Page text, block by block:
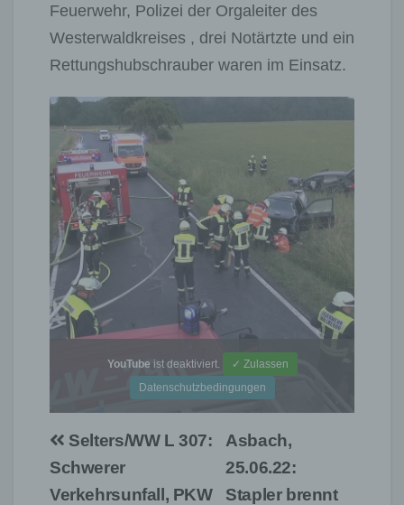
Feuerwehr, Polizei der Orgaleiter des
Westerwaldkreises , drei Notärtzte und ein
Rettungshubschrauber waren im Einsatz.
YouTube ist deaktiviert.
✓ Zulassen
Datenschutzbedingungen
Beitragsnavigation
Asbach,
25.06.22:
Stapler brennt
Selters/WW L 307:
Schwerer
Verkehrsunfall, PKW